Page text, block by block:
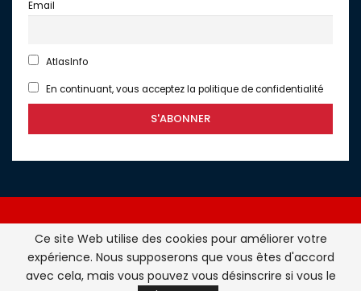
Email
AtlasInfo
En continuant, vous acceptez la politique de confidentialité
Atlasinfo.fr : l'essentiel de l'actualité de la France et du
Maghreb © Tous Droits Réservés - Atlasinfo- 2026
Ce site Web utilise des cookies pour améliorer votre
expérience. Nous supposerons que vous êtes d'accord
avec cela, mais vous pouvez vous désinscrire si vous le